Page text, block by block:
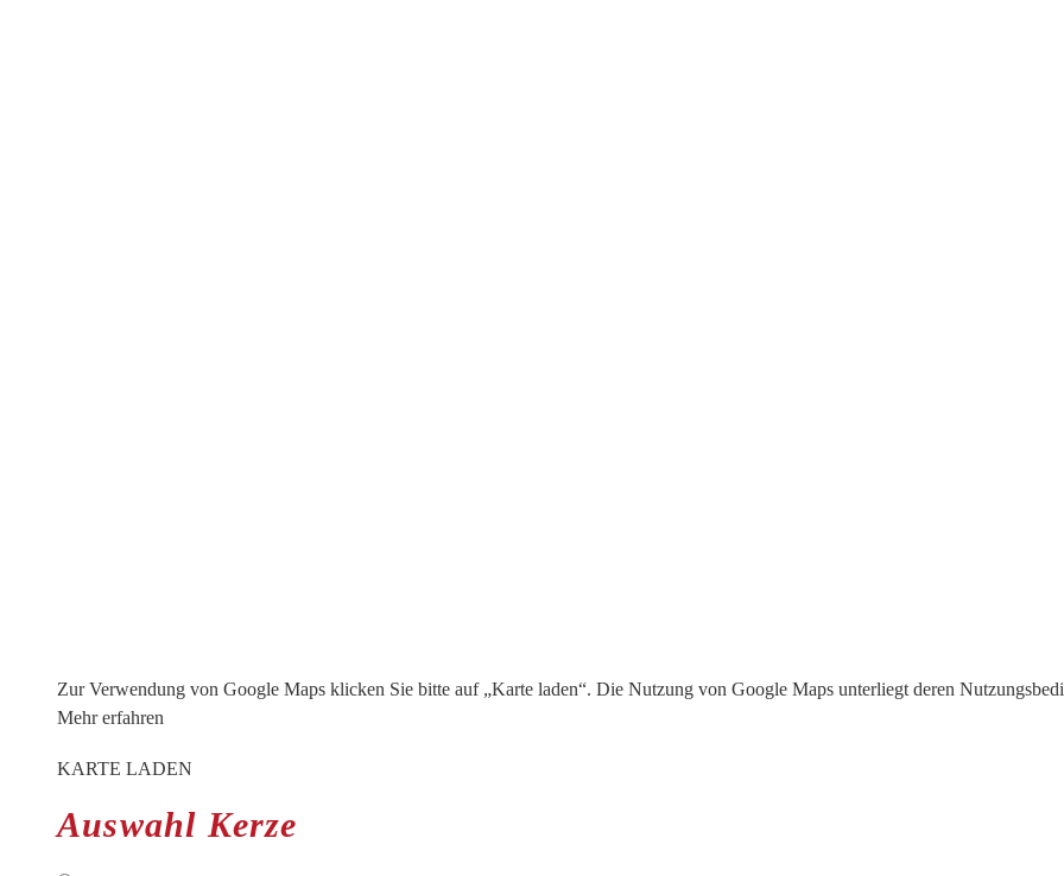
Zur Verwendung von Google Maps klicken Sie bitte auf „Karte laden“. Die Nutzung von Google Maps unterliegt deren
Mehr erfahren
KARTE LADEN
Auswahl Kerze